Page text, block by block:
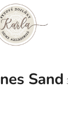
Sand